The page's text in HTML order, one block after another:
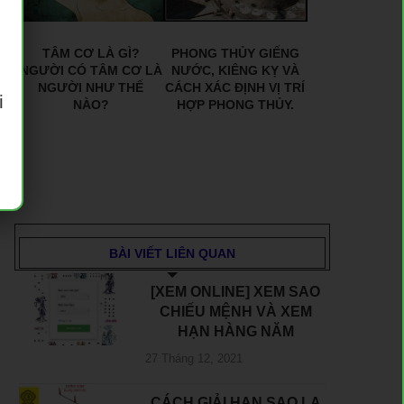
TÂM CƠ LÀ GÌ?
NGƯỜI CÓ TÂM CƠ LÀ
NGƯỜI NHƯ THẾ
NÀO?
PHONG THỦY GIẾNG
NƯỚC, KIÊNG KỴ VÀ
CÁCH XÁC ĐỊNH VỊ TRÍ
HỢP PHONG THỦY.
BÀI VIẾT LIÊN QUAN
[XEM ONLINE] XEM SAO
CHIẾU MỆNH VÀ XEM
HẠN HÀNG NĂM
27 Tháng 12, 2021